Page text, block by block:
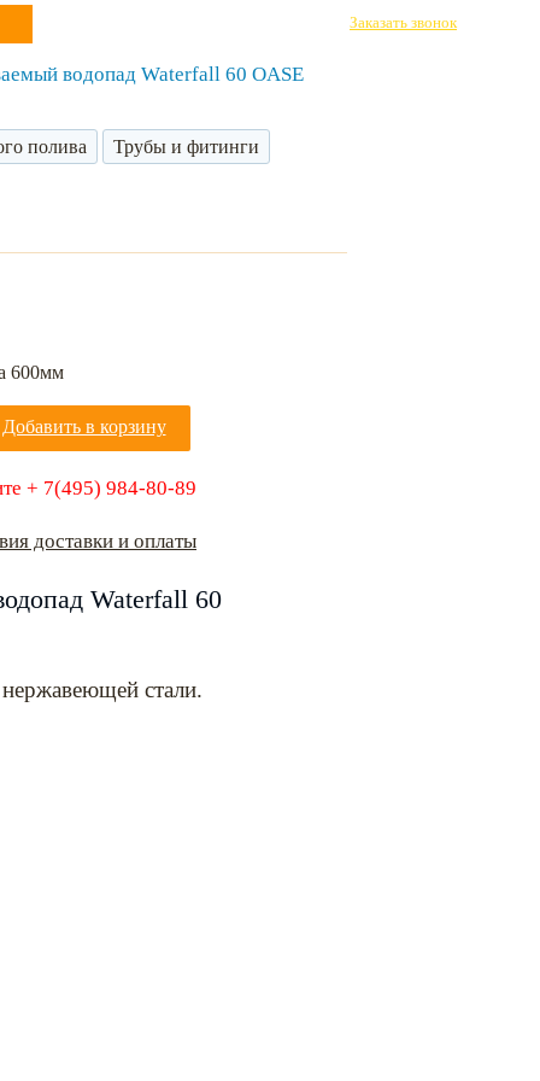
Заказать звонок
водопад Waterfall 60 OASE
полива Трубы и фитинги
600мм
Добавить в корзину
+ 7(495) 984-80-89
доставки и оплаты
Waterfall 60
стали.